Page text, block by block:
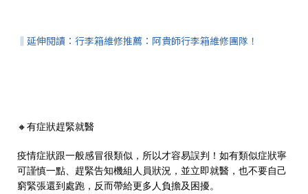
‖延伸閱讀： 行李箱維修推薦：阿貴師行李箱維修團隊！
🔸 有症狀趕緊就醫
疫情症狀跟一般感冒很類似，所以才容易誤判！如有類似症狀寧
可謹慎一點、趕緊告知機組人員狀況，並立即就醫，也不要自己
窮緊張還到處跑，反而帶給更多人負擔及困擾。